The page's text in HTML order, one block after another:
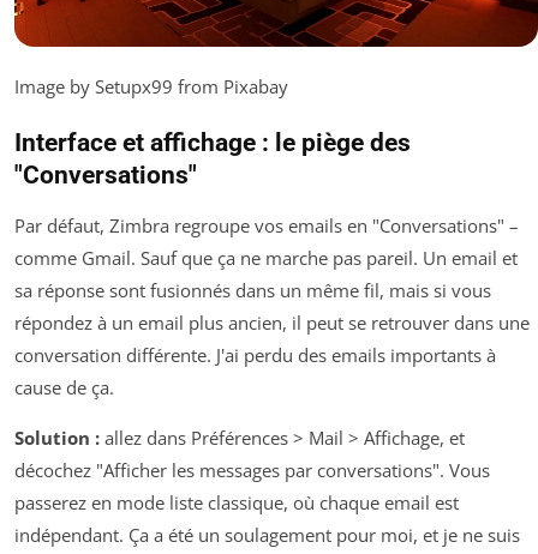
Image by Setupx99 from Pixabay
Interface et affichage : le piège des
"Conversations"
Par défaut, Zimbra regroupe vos emails en "Conversations" –
comme Gmail. Sauf que ça ne marche pas pareil. Un email et
sa réponse sont fusionnés dans un même fil, mais si vous
répondez à un email plus ancien, il peut se retrouver dans une
conversation différente. J'ai perdu des emails importants à
cause de ça.
Solution : allez dans Préférences > Mail > Affichage, et
décochez "Afficher les messages par conversations". Vous
passerez en mode liste classique, où chaque email est
indépendant. Ça a été un soulagement pour moi, et je ne suis